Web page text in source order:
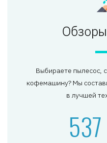
Выбираете пылесос,
кофемашину? Мы
в лучшей
537